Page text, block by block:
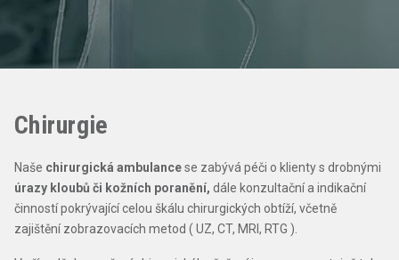
Chirurgie
Naše chirurgická ambulancese zabývá péči o klienty s drobnými
úrazy kloubů či kožních poranění, dále konzultační a indikační
činností pokrývající celou škálu chirurgických obtíží, včetně
zajištění zobrazovacích metod ( UZ, CT, MRI, RTG ).